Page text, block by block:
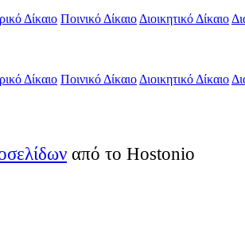
Δίκαιο Ποινικό Δίκαιο Διοικητικό Δίκαιο
Δίκαιο Ποινικό Δίκαιο Διοικητικό Δίκαιο
από το Hostonio